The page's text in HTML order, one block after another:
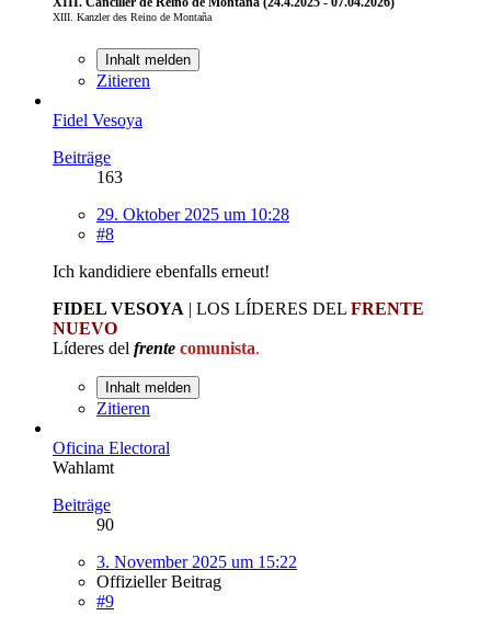
XIII. Kanzler des Reino de Montaña
Inhalt melden
Zitieren
Fidel Vesoya
Beiträge
163
29. Oktober 2025 um 10:28
#8
Ich kandidiere ebenfalls erneut!
FIDEL VESOYA | LOS LÍDERES DEL FRENTE
NUEVO
Líderes del frente comunista.
Inhalt melden
Zitieren
Oficina Electoral
Wahlamt
Beiträge
90
3. November 2025 um 15:22
Offizieller Beitrag
#9